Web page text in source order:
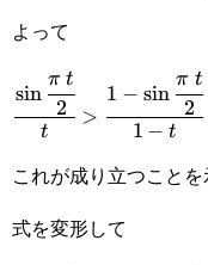
よって
\cfrac{\sin\cfrac{\pi
{2}}{t}>\cfrac{1-
\sin\cfrac{\pi
{1-t}
t
sin
2
π t
>
1 − t
1 − sin
2
π t
これが成り立つことを
式を変形して